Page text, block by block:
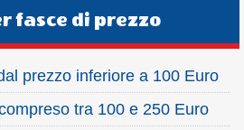
fasce di prezzo
prezzo inferiore a 100 Euro
tra 100 e 250 Euro